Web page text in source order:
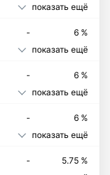
показать ещё
-
6 %
показать ещё
-
6 %
показать ещё
-
6 %
показать ещё
-
5.75 %